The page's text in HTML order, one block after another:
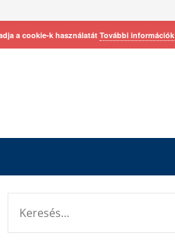
a cookie-k használatát További információk